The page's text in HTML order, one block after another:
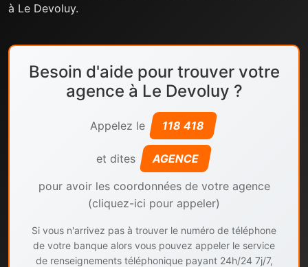
à Le Devoluy.
Besoin d'aide pour trouver votre
agence à Le Devoluy ?
Appelez le 118 418
et dites AGENCE
pour avoir les coordonnées de votre agence
(cliquez-ici pour appeler)
Si vous n'arrivez pas à trouver le numéro de téléphone
de votre banque alors vous pouvez appeler le service
de renseignements téléphonique payant 24h/24 7j/7,